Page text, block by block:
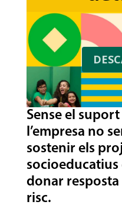
Sense el
l’empresa no
sostenir els
socioeducatius
donar resposta
risc.